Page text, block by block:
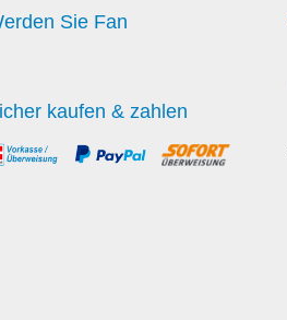
Sie Fan
kaufen & zahlen